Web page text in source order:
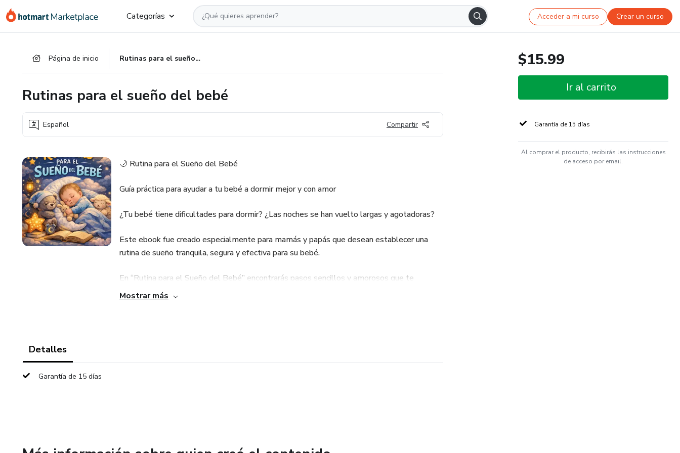
Categorías Acceder a mi curso Crear un curso
Página de inicio Rutinas para el sueño del bebé
Rutinas para el sueño del bebé
Español Compartir
🌙 Rutina para el Sueño del Bebé
Guía práctica para ayudar a tu bebé a dormir mejor y con amor
¿Tu bebé tiene dificultades para dormir? ¿Las noches se han vuelto largas y agotadoras?
Este ebook fue creado especialmente para mamás y papás que desean establecer una
rutina de sueño tranquila, segura y efectiva para su bebé.
En “Rutina para el Sueño del Bebé” encontrarás pasos sencillos y amorosos que te
ayudarán a crear hábitos saludables de descanso desde los primeros meses, respetando el
Mostrar más
Detalles
Garantía de 15 días
$15.99
Ir al carrito
Garantía de 15 días
Al comprar el producto, recibirás las instrucciones
de acceso por email.